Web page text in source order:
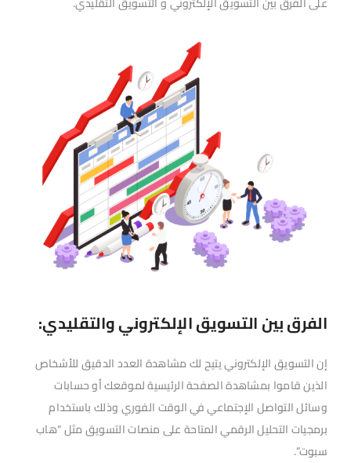
الفرق بين التسويق الإلكتروني والتقليدي:
إن التسويق الإلكتروني يتيح لك مشاهدة العدد الدقيق للأشخاص
الذين قاموا بمشاهدة الصفحة الرئيسية لموقعك أو حسابات
وسائل التواصل الإجتماعي في الوقت الفوري وذلك باستخدام
برمجيات التحليل الرقمي المتاحة على منصات التسويق مثل “هاب
سبوت”.